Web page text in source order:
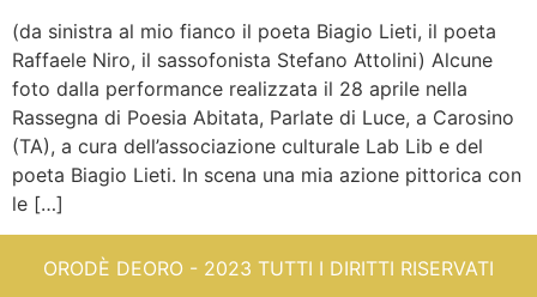
(da sinistra al mio fianco il poeta Biagio Lieti, il poeta
Raffaele Niro, il sassofonista Stefano Attolini) Alcune
foto dalla performance realizzata il 28 aprile nella
Rassegna di Poesia Abitata, Parlate di Luce, a Carosino
(TA), a cura dell’associazione culturale Lab Lib e del
poeta Biagio Lieti. In scena una mia azione pittorica con
le […]
ORODÈ DEORO - 2023 TUTTI I DIRITTI RISERVATI